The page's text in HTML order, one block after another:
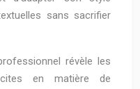
sans sacrifier
révèle les
en matière de